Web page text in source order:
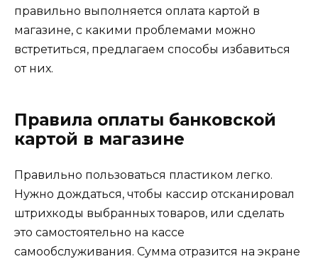
правильно выполняется оплата картой в
магазине, с какими проблемами можно
встретиться, предлагаем способы избавиться
от них.
Правила оплаты банковской
картой в магазине
Правильно пользоваться пластиком легко.
Нужно дождаться, чтобы кассир отсканировал
штрихкоды выбранных товаров, или сделать
это самостоятельно на кассе
самообслуживания. Сумма отразится на экране